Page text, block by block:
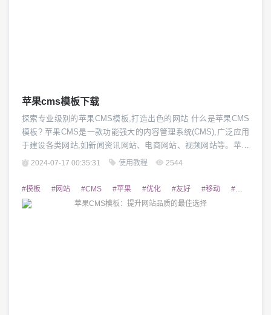
苹果cms模板下载
探索专业级别的苹果CMS模板,打造出色的网站 什么是苹果CMS
模板? 苹果CMS是一款功能强大的内容管理系统(CMS),广泛应用
于建设各类网站,如新闻资讯网站、电商网站、视频网站等。苹果
CMS模板是预设的网站设计样式,用户可以直接下载使用,无需从头
的页面布局、色彩搭配、响应式设计等,为用户打造出专业、美观
的网站提供了极大的便利...
2024-07-17 00:35:31 使用教程 2544
#模板 #网站 #CMS #苹果 #优化 #友好 #移动 #设计